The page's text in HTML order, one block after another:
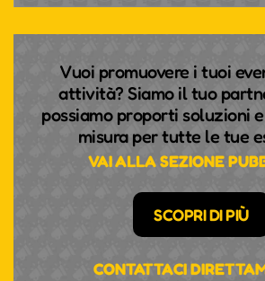
Vuoi promuovere i tuoi
attività? Siamo il tuo
possiamo proporti soluzioni
misura per tutte le tue
VAI ALLA SEZIONE
SCOPRI DI PIÙ
CONTATTACI